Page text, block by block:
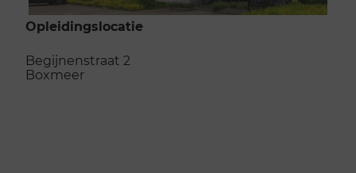
Opleidingslocatie
Begijnenstraat 2
Boxmeer